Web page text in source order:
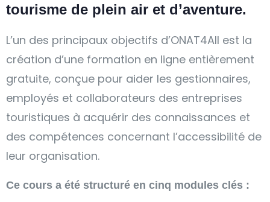
tourisme de plein air et d’aventure.
L’un des principaux objectifs d’ONAT4All est la
création d’une formation en ligne entièrement
gratuite, conçue pour aider les gestionnaires,
employés et collaborateurs des entreprises
touristiques à acquérir des connaissances et
des compétences concernant l’accessibilité de
leur organisation.
Ce cours a été structuré en cinq modules clés :